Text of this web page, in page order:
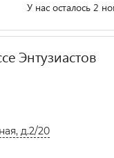
У нас осталось 2
Энтузиастов
д.2/20